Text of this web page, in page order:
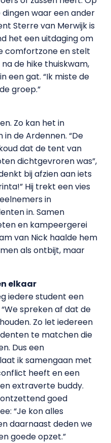
waar een ander
Sterre van Merwijk is
het een uitdaging om
comfortzone en stelt
de hike thuiskwam,
een gat. “Ik miste de
groep.”
Zo kan het in
de Ardennen. “De
dat de tent van
dichtgevroren was”,
bij afzien aan iets
Hij trekt een vies
in
in. Samen
en kampeergerei
van Nick haalde hem
als ontbijt, maar
elkaar
iedere student een
spreken af dat de
Zo let iedereen
te matchen die
Dus een
ik samengaan met
heeft en een
extraverte buddy.
goed
“Je kon alles
daarnaast deden we
goede opzet.”